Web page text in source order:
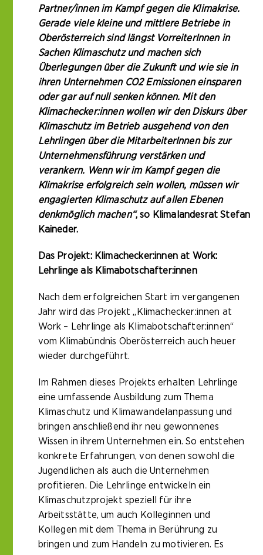
Partner/innen im Kampf gegen die Klimakrise.
Gerade viele kleine und mittlere Betriebe in
Oberösterreich sind längst VorreiterInnen in
Sachen Klimaschutz und machen sich
Überlegungen über die Zukunft und wie sie in
ihren Unternehmen CO2 Emissionen einsparen
oder gar auf null senken können. Mit den
Klimachecker:innen wollen wir den Diskurs über
Klimaschutz im Betrieb ausgehend von den
Lehrlingen über die MitarbeiterInnen bis zur
Unternehmensführung verstärken und
verankern. Wenn wir im Kampf gegen die
Klimakrise erfolgreich sein wollen, müssen wir
engagierten Klimaschutz auf allen Ebenen
denkmöglich machen“, so Klimalandesrat Stefan
Kaineder.
Das Projekt: Klimachecker:innen at Work:
Lehrlinge als Klimabotschafter:innen
Nach dem erfolgreichen Start im vergangenen
Jahr wird das Projekt „Klimachecker:innen at
Work – Lehrlinge als Klimabotschafter:innen“
vom Klimabündnis Oberösterreich auch heuer
wieder durchgeführt.
Im Rahmen dieses Projekts erhalten Lehrlinge
eine umfassende Ausbildung zum Thema
Klimaschutz und Klimawandelanpassung und
bringen anschließend ihr neu gewonnenes
Wissen in ihrem Unternehmen ein. So entstehen
konkrete Erfahrungen, von denen sowohl die
Jugendlichen als auch die Unternehmen
profitieren. Die Lehrlinge entwickeln ein
Klimaschutzprojekt speziell für ihre
Arbeitsstätte, um auch Kolleginnen und
Kollegen mit dem Thema in Berührung zu
bringen und zum Handeln zu motivieren. Es